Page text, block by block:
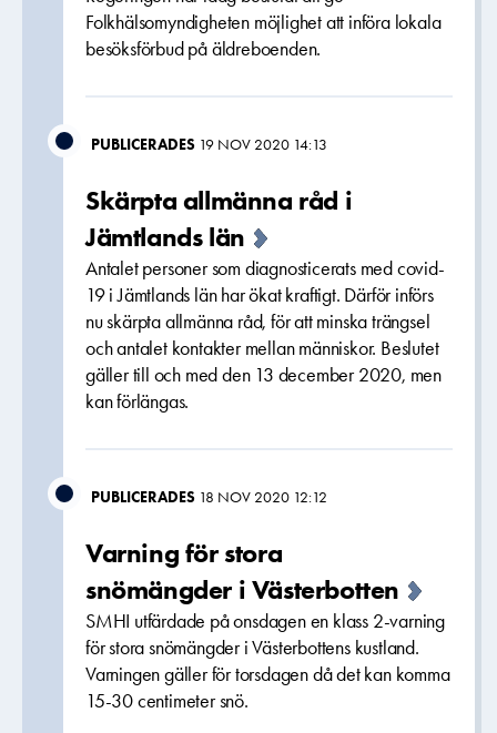
Folkhälsomyndigheten möjlighet att införa lokala
besöksförbud på äldreboenden.
PUBLICERADES 19 NOV 2020 14:13
Skärpta allmänna råd i
Jämtlands län
Antalet personer som diagnosticerats med covid-
19 i Jämtlands län har ökat kraftigt. Därför införs
nu skärpta allmänna råd, för att minska trängsel
och antalet kontakter mellan människor. Beslutet
gäller till och med den 13 december 2020, men
kan förlängas.
PUBLICERADES 18 NOV 2020 12:12
Varning för stora
snömängder i Västerbotten
SMHI utfärdade på onsdagen en klass 2-varning
för stora snömängder i Västerbottens kustland.
Varningen gäller för torsdagen då det kan komma
15-30 centimeter snö.